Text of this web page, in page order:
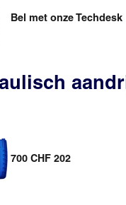
Bel met onze Techdesk
700 CHF 202